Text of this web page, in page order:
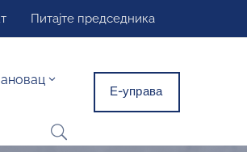
Питајте председника
Е-управа